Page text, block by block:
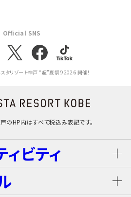
タリゾート神戸 “超”夏祭り2026 開催！
のHP内はすべて税込み表記です。
ィビティ
アー（別途有料）
Official SNS